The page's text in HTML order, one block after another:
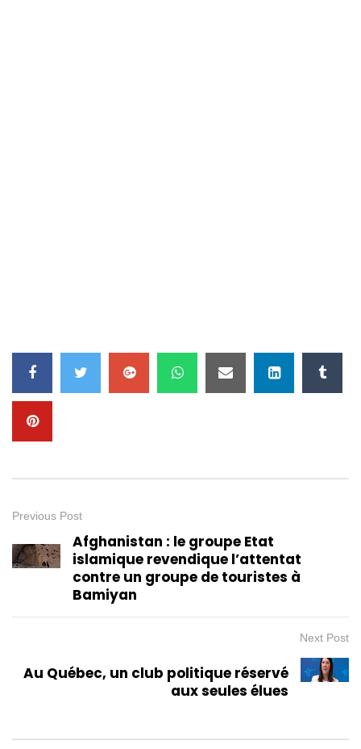
Previous Post
Afghanistan : le groupe Etat
islamique revendique l’attentat
contre un groupe de touristes à
Bamiyan
Next Post
Au Québec, un club politique réservé
aux seules élues